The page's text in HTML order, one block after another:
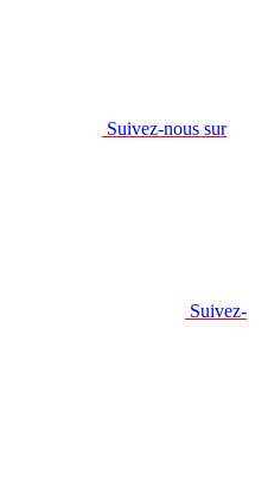
Suivez-nous sur
Suivez-